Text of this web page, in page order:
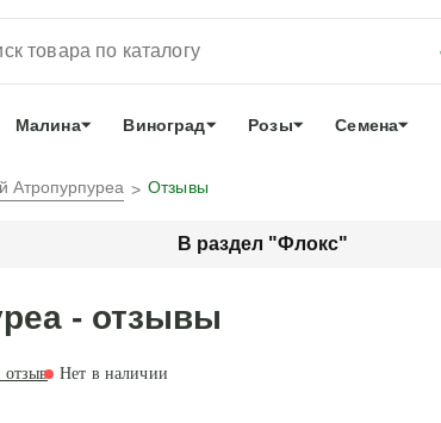
ЛУЧШЕЕ
Малина Виноград Розы Семена
Атропурпуреа Отзывы
В раздел "Флокс"
- отзывы
отзыв Нет в наличии